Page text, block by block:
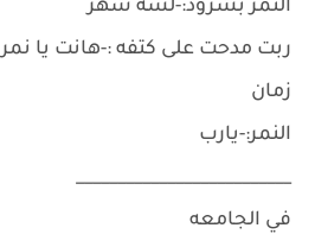
النمر بشرود:-لسه شهر
ربت مدحت على كتفه :-هانت يا
زمان
النمر:-يارب
__________________________
في الجامعه